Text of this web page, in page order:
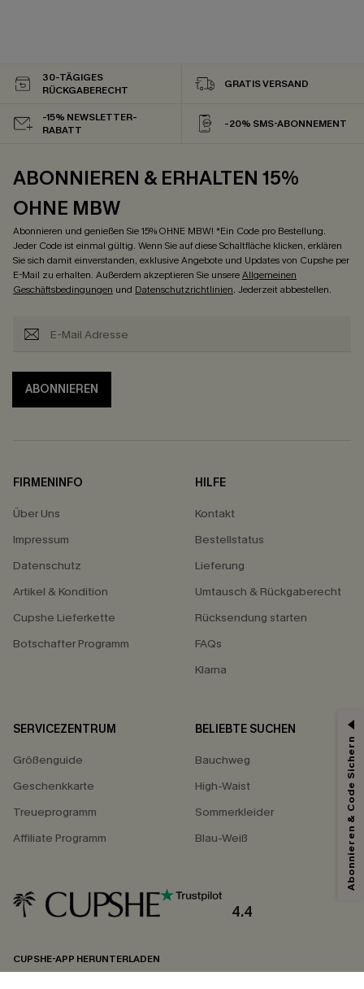
30-TÄGIGES
RÜCKGABERECHT
GRATIS VERSAND
-15% NEWSLETTER-
RABATT
-20% SMS-ABONNEMENT
ABONNIEREN & ERHALTEN 15%
OHNE MBW
Abonnieren und genießen Sie 15% OHNE MBW! *Ein Code pro Bestellung.
Jeder Code ist einmal gültig. Wenn Sie auf diese Schaltfläche klicken, erklären
Sie sich damit einverstanden, exklusive Angebote und Updates von Cupshe per
E-Mail zu erhalten. Außerdem akzeptieren Sie unsereAllgemeinen
Geschäftsbedingungen und Datenschutzrichtlinien. Jederzeit abbestellen.
ABONNIEREN
FIRMENINFO
Über Uns
Impressum
Datenschutz
Artikel & Kondition
Cupshe Lieferkette
Botschafter Programm
HILFE
Kontakt
Bestellstatus
Lieferung
Umtausch & Rückgaberecht
Rücksendung starten
FAQs
Klarna
SERVICEZENTRUM
Größenguide
Geschenkkarte
Treueprogramm
Affiliate Programm
BELIEBTE SUCHEN
Bauchweg
High-Waist
Sommerkleider
Blau-Weiß
4.4
CUPSHE-APP HERUNTERLADEN
Abonnieren & Code Sichern